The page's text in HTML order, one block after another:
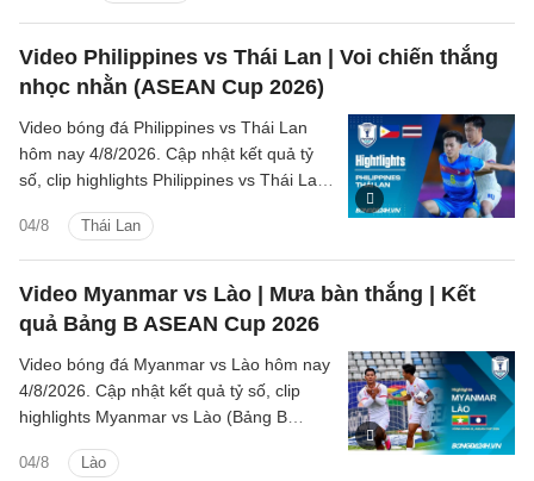
Video Philippines vs Thái Lan | Voi chiến thắng
nhọc nhằn (ASEAN Cup 2026)
04/8 Thái Lan
Video bóng đá Philippines vs Thái Lan
hôm nay 4/8/2026. Cập nhật kết quả tỷ
số, clip highlights Philippines vs Thái Lan
huống trên sân.
Video Myanmar vs Lào | Mưa bàn thắng | Kết
quả Bảng B ASEAN Cup 2026
04/8 Lào
Video bóng đá Myanmar vs Lào hôm nay
4/8/2026. Cập nhật kết quả tỷ số, clip
highlights Myanmar vs Lào (Bảng B
sân.